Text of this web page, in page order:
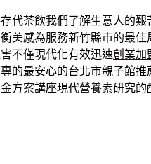
代茶飲我們了解生意人的艱
美感為服務新竹縣市的最佳
不僅現代化有效迅速創業加
的最安心的台北市親子館推
方案講座現代營養素研究的